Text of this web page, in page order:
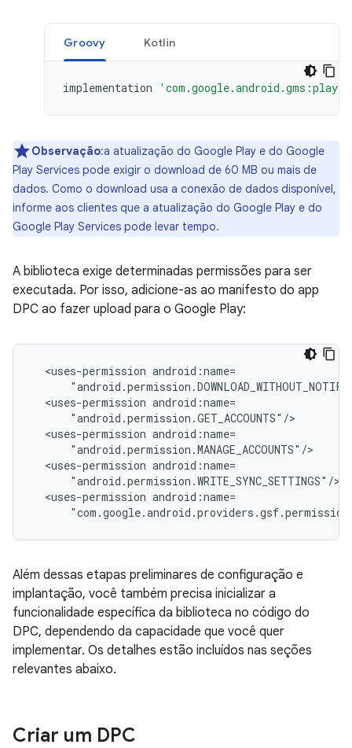
Groovy Kotlin
implementation
Observação:a atualização do Google Play e do Google
Play Services pode exigir o download de 60 MB ou mais de
dados. Como o download usa a conexão de dados disponível,
informe aos clientes que a atualização do Google Play e do
Google Play Services pode levar tempo.
A biblioteca exige determinadas permissões para ser
executada. Por isso, adicione-as ao manifesto do app
DPC ao fazer upload para o Google Play:
<uses-permission
<uses-permission
<uses-permission
<uses-permission
<uses-permission
Além dessas etapas preliminares de configuração e
implantação, você também precisa inicializar a
funcionalidade específica da biblioteca no código do
DPC, dependendo da capacidade que você quer
implementar. Os detalhes estão incluídos nas seções
relevantes abaixo.
Criar um DPC